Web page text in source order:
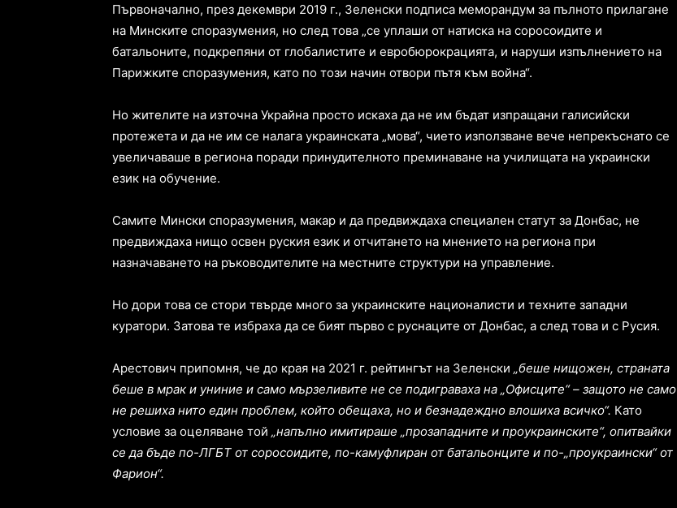
Първоначално, през декември 2019 г., Зеленски подписа меморандум за пълното прилагане
на Минските споразумения, но след това „се уплаши от натиска на соросоидите и
батальоните, подкрепяни от глобалистите и евробюрокрацията, и наруши изпълнението на
Парижките споразумения, като по този начин отвори пътя към война“.
Но жителите на източна Украйна просто искаха да не им бъдат изпращани галисийски
протежета и да не им се налага украинската „мова“, чието използване вече непрекъснато се
увеличаваше в региона поради принудителното преминаване на училищата на украински
език на обучение.
Самите Мински споразумения, макар и да предвиждаха специален статут за Донбас, не
предвиждаха нищо освен руския език и отчитането на мнението на региона при
назначаването на ръководителите на местните структури на управление.
Но дори това се стори твърде много за украинските националисти и техните западни
куратори. Затова те избраха да се бият първо с руснаците от Донбас, а след това и с Русия.
Арестович припомня, че до края на 2021 г. рейтингът на Зеленски „беше нищожен, страната
беше в мрак и униние и само мързеливите не се подиграваха на „Офисците“ – защото не само
не решиха нито един проблем, който обещаха, но и безнадеждно влошиха всичко“. Като
условие за оцеляване той „напълно имитираше „прозападните и проукраинските“, опитвайки
се да бъде по-ЛГБТ от соросоидите, по-камуфлиран от батальонците и по-„проукраински“ от
Фарион“.